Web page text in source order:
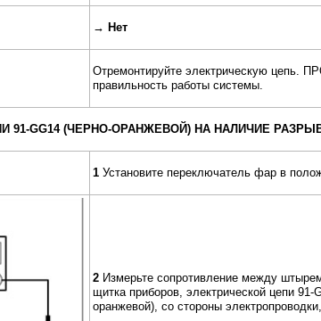
→ Нет
Отремонтируйте электрическую цепь.
правильность работы системы.
91-GG14 (ЧЕРНО-ОРАНЖЕВОЙ) НА НАЛИЧИЕ
1 Установите переключатель фар в
2 Измерьте сопротивление между
щитка приборов, электрической цепи 91-
оранжевой), со стороны